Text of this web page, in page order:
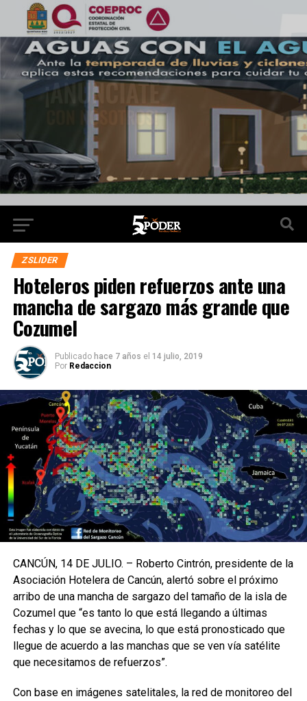
ZSLIDER
Hoteleros piden refuerzos ante una
mancha de sargazo más grande que
Cozumel
Publicado hace 7 años el 14 julio, 2019
Por Redaccion
CANCÚN, 14 DE JULIO. – Roberto Cintrón, presidente de la
Asociación Hotelera de Cancún, alertó sobre el próximo
arribo de una mancha de sargazo del tamaño de la isla de
Cozumel que “es tanto lo que está llegando a últimas
fechas y lo que se avecina, lo que está pronosticado que
llegue de acuerdo a las manchas que se ven vía satélite
que necesitamos de refuerzos”.
Con base en imágenes satelitales, la red de monitoreo del